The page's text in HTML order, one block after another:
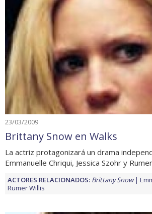
23/03/2009
Brittany Snow en Walks
La actriz protagonizará un drama
Emmanuelle Chriqui, Jessica Szohr y
ACTORES RELACIONADOS: Brittany Snow
Rumer Willis